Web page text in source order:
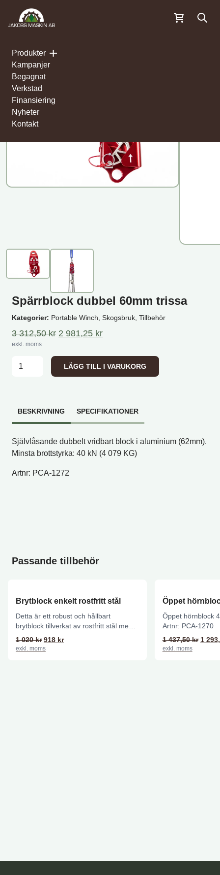
Produkter
Kampanjer
Begagnat
Verkstad
Finansiering
Nyheter
Kontakt
[rank_math_breadcrumb]
Spärrblock dubbel 60mm trissa
Kategorier: Portable Winch, Skogsbruk, Tillbehör
3 312,50kr Det ursprungliga priset var: 3 312,50 kr.
2 981,25 krDet nuvarande priset är: 2
exkl. moms
Spärrblock dubbel 60mm trissa mängd
LÄGG TILL I VARUKORG
BESKRIVNING SPECIFIKATIONER
Självlåsande dubbelt vridbart block i aluminium (62mm).
Minsta brottstyrka: 40 kN (4 079 KG)
Artnr: PCA-1272
Passande tillbehör
Brytblock enkelt rostfritt stål
Detta är ett robust och hållbart
brytblock tillverkat av rostfritt stål med
en (1) trissa/hjul...
1 020kr Det ursprungliga priset var: 1 020 kr.
918 krDet nuvarande priset är: 918 kr.
exkl. moms
Öppet
Öppet hörnblock
Artnr: PCA-1270
hörnblock (klicka...
1 437,50kr Det
1
exkl. moms